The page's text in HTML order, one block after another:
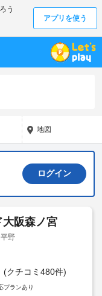
地図
ログイン
阪森ノ宮
野
(クチコミ480件)
プランあり